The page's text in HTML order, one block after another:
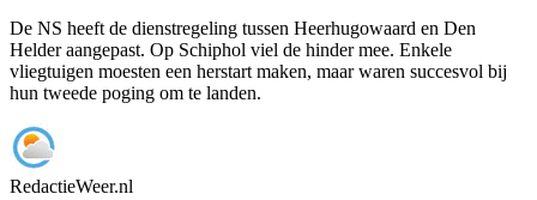
De NS heeft de dienstregeling tussen Heerhugowaard en Den
Helder aangepast. Op Schiphol viel de hinder mee. Enkele
vliegtuigen moesten een herstart maken, maar waren succesvol bij
hun tweede poging om te landen.
RedactieWeer.nl